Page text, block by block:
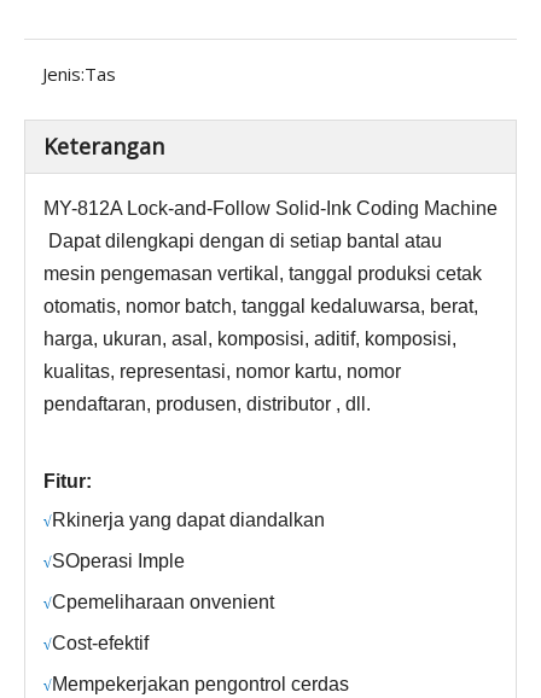
Jenis:Tas
Keterangan
MY-812A Lock-and-Follow Solid-Ink Coding Machine
Dapat dilengkapi dengan di setiap bantal atau
mesin pengemasan vertikal, tanggal produksi cetak
otomatis, nomor batch, tanggal kedaluwarsa, berat,
harga, ukuran, asal, komposisi, aditif, komposisi,
kualitas, representasi, nomor kartu, nomor
pendaftaran, produsen, distributor , dll.
Fitur:
√Rkinerja yang dapat diandalkan
√SOperasi Imple
√Cpemeliharaan onvenient
√Cost-efektif
√Mempekerjakan pengontrol cerdas